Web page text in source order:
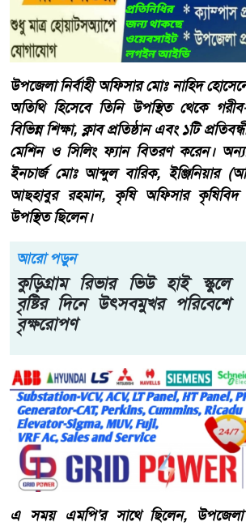
উপজেলা নির্বাহী অফিসার মোঃ নাহিদ
অতিথি হিসেবে তিনি উপস্থিত থেকে
বিভিন্ন শিক্ষা, ক্লাব প্রতিষ্ঠান এবং ১টি
মেশিন ও সিলিং ফ্যান বিতরণ করেন।
ইনচার্জ মোঃ আব্দুল বারিক, ইঞ্জিনিয়ার
আছহাবুর রহমান, কৃষি অফিসার
উপস্থিত ছিলেন।
আরো পড়ুন
কুড়িগ্রাম রিভার ভিউ হাই স্কুলে
বৃষ্টির দিনে উৎসবমুখর পরিবেশে
বৃক্ষরোপণ
এ সময় এমপি'র সাথে ছিলেন, উপজেলা